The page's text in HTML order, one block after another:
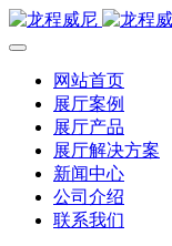
网站首页
展厅案例
展厅产品
展厅解决方案
新闻中心
公司介绍
联系我们